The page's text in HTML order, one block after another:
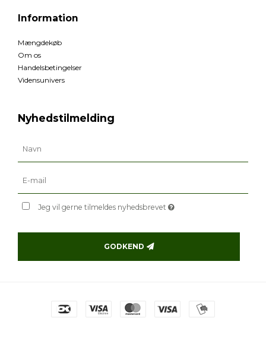
Information
Mængdekøb
Om os
Handelsbetingelser
Vidensunivers
Nyhedstilmelding
Jeg vil gerne tilmeldes nyhedsbrevet
GODKEND